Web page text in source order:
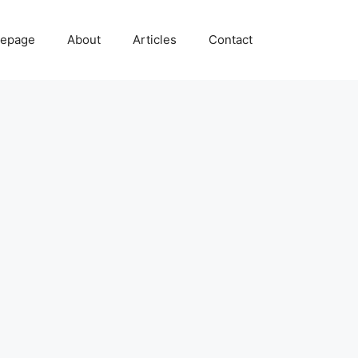
About Articles Contact